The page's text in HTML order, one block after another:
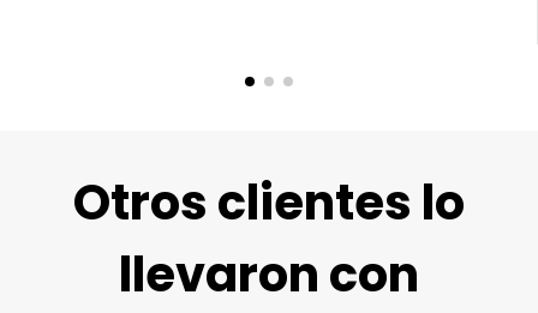
Otros clientes lo
llevaron con